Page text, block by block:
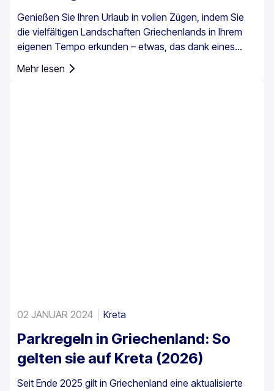
Genießen Sie Ihren Urlaub in vollen Zügen, indem Sie
die vielfältigen Landschaften Griechenlands in Ihrem
eigenen Tempo erkunden – etwas, das dank eines
wichtig zu wissen, dass eine Autoversicherung in
Mehr lesen
02 JANUAR 2024 Kreta
Parkregeln in Griechenland: So
gelten sie auf Kreta (2026)
Seit Ende 2025 gilt in Griechenland eine aktualisierte